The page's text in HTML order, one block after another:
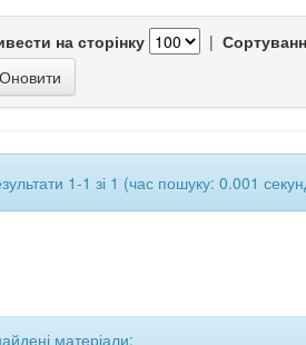
на сторінку |
1-1 зі 1 (час пошуку: 0.001
матеріали: